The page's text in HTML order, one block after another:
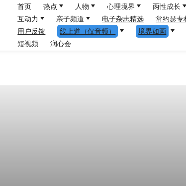
首页 热点 人物 心理境界 两性成长
互动力
亲子频道 电子杂志精选 常约瑟专
用户反馈
线上道（仅音频） 境界如画
短视频
润心会